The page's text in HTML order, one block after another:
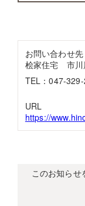
お問い合わせ先
桧家住宅 市川
TEL：047-
URL
https://
このお知らせ